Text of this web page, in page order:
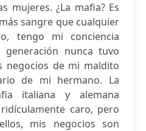
mujeres. ¿La mafia? Es
sangre que cualquier
tengo mi conciencia
nunca tuvo
negocios de mi maldito
de mi hermano. La
italiana y alemana
caro, pero
mis negocios son